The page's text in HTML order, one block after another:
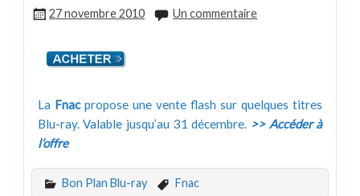
27 novembre 2010 Un commentaire
La Fnacpropose une vente flash sur quelques titres
Blu-ray. Valable jusqu’au 31 décembre. >> Accéder à
l’offre
Bon Plan Blu-ray Fnac